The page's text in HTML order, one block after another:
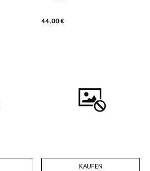
44,00 €
KAUFEN